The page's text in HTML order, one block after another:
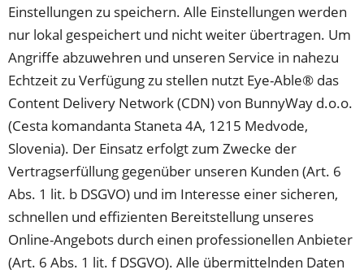
Einstellungen zu speichern. Alle Einstellungen werden
nur lokal gespeichert und nicht weiter übertragen. Um
Angriffe abzuwehren und unseren Service in nahezu
Echtzeit zu Verfügung zu stellen nutzt Eye-Able® das
Content Delivery Network (CDN) von BunnyWay d.o.o.
(Cesta komandanta Staneta 4A, 1215 Medvode,
Slovenia). Der Einsatz erfolgt zum Zwecke der
Vertragserfüllung gegenüber unseren Kunden (Art. 6
Abs. 1 lit. b DSGVO) und im Interesse einer sicheren,
schnellen und effizienten Bereitstellung unseres
Online-Angebots durch einen professionellen Anbieter
(Art. 6 Abs. 1 lit. f DSGVO). Alle übermittelnden Daten